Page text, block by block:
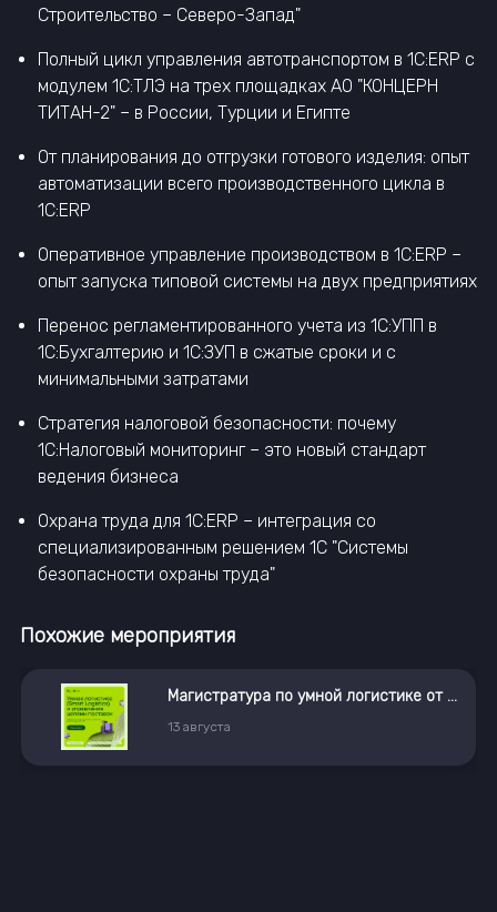
Строительство – Северо-Запад"
Полный цикл управления автотранспортом в 1С:ERP с
модулем 1С:ТЛЭ на трех площадках АО "КОНЦЕРН
ТИТАН-2" – в России, Турции и Египте
От планирования до отгрузки готового изделия: опыт
автоматизации всего производственного цикла в
1С:ERP
Оперативное управление производством в 1С:ERP –
опыт запуска типовой системы на двух предприятиях
Перенос регламентированного учета из 1С:УПП в
1С:Бухгалтерию и 1С:ЗУП в сжатые сроки и с
минимальными затратами
Стратегия налоговой безопасности: почему
1С:Налоговый мониторинг – это новый стандарт
ведения бизнеса
Охрана труда для 1С:ERP – интеграция со
специализированным решением 1С "Системы
безопасности охраны труда"
Похожие мероприятия
Co-Founder Dating Online
18 августа